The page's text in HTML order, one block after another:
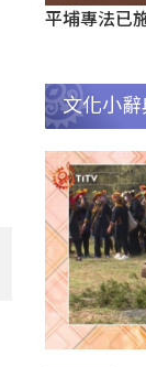
平埔專法已
文化小辭